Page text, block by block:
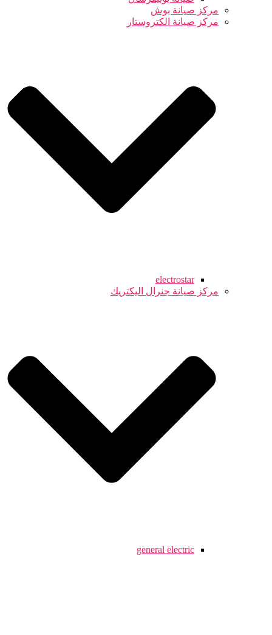
مركز صيانة بوش
مركز صيانة الكتروستار
electrostar
مركز صيانة جنرال اليكتريك
general electric